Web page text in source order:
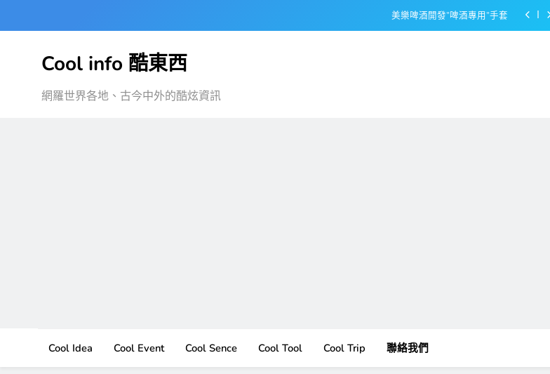
美樂啤酒開發”啤酒專用”手套
Cool info 酷東西
網羅世界各地、古今中外的酷炫資訊
Cool Idea Cool Event Cool Sence Cool Tool Cool Trip 聯絡我們